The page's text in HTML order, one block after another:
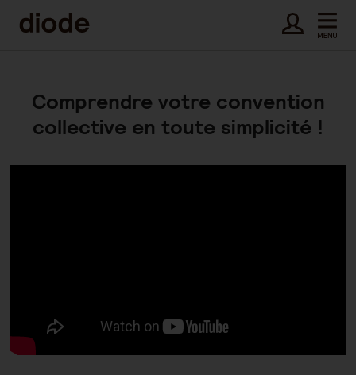
Comprendre votre convention
collective en toute simplicité !